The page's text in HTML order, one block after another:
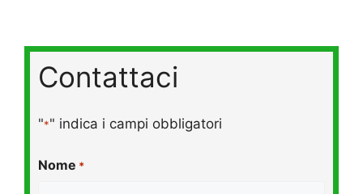
Contattaci
"*" indica i campi obbligatori
Nome *